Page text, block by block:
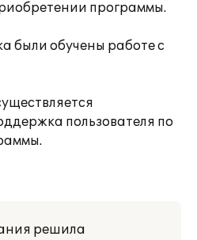
программы.
были обучены работе с
пользователя по
решила